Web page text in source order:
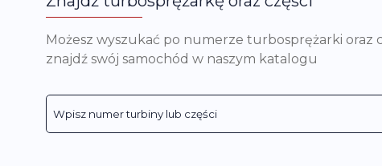
Możesz wyszukać po numerze turbosprężarki oraz
znajdź swój samochód w naszym katalogu